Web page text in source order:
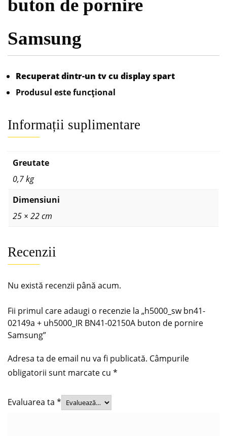
buton de pornire
Samsung
Recuperat dintr-un tv cu display spart
Produsul este funcțional
Informații suplimentare
Greutate
0,7 kg
Dimensiuni
25 × 22 cm
Recenzii
Nu există recenzii până acum.
Fii primul care adaugi o recenzie la „h5000_sw bn41-
02149a + uh5000_IR BN41-02150A buton de pornire
Samsung”
Adresa ta de email nu va fi publicată. Câmpurile
obligatorii sunt marcate cu *
Evaluarea ta *